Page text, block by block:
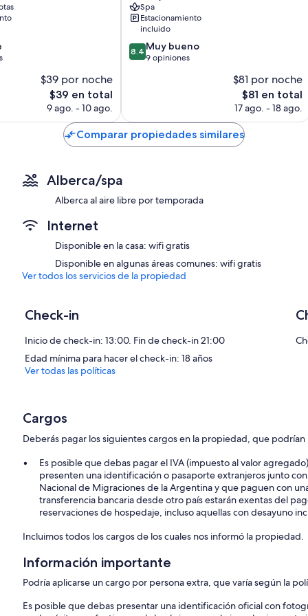
$39 por noche
El
precio
$39 en total
9 ago. - 10 ago.
Spa
Estacionamiento
incluido
8.4
de
opiniones
8.4 Muy bueno
9 opiniones
$81 por noche
El
precio
es
de
$81 en total
17 ago. - 18 ago.
Comparar propiedades similares
Alberca/spa
Alberca al aire libre por temporada
Internet
Disponible en la casa: wifi gratis
Disponible en algunas áreas comunes: wifi gratis
Ver todos los servicios de la propiedad
Check-in
Inicio de check-in: 13:00. Fin de check-in 21:00
Edad mínima para hacer el check-in: 18 años
Ver todas las políticas
Cargos
Deberás pagar los siguientes cargos en la propiedad, que
Es posible que debas pagar el IVA (impuesto al valor
presenten una identificación o pasaporte extranjeros junto
Nacional de Migraciones de la Argentina y que paguen con
transferencia bancaria desde otro país estarán exentas del
reservaciones de hospedaje, incluso aquellas con desayuno
Incluimos todos los cargos de los cuales nos informó la propiedad.
Información importante
Podría aplicarse un cargo por persona extra, que varía según la
Es posible que debas presentar una identificación oficial con